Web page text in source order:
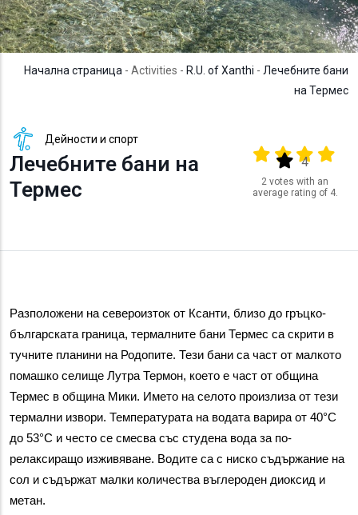
Начална страница - Activities - R.U. of Xanthi - Лечебните бани
на Термес
Дейности и спорт
Лечебните бани на
Термес
Output format
(star)(star)(star)
(star)
4
2 votes with an
average rating of 4.
Разположени на североизток от Ксанти, близо до гръцко-
българската граница, термалните бани Термес са скрити в
тучните планини на Родопите. Тези бани са част от малкото
помашко селище Лутра Термон, което е част от община
Термес в община Мики. Името на селото произлиза от тези
термални извори. Температурата на водата варира от 40°C
до 53°C и често се смесва със студена вода за по-
релаксиращо изживяване. Водите са с ниско съдържание на
сол и съдържат малки количества въглероден диоксид и
метан.